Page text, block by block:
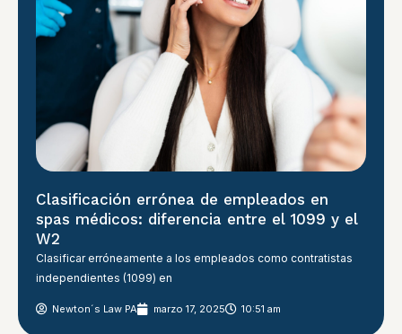
Clasificación errónea de empleados en
spas médicos: diferencia entre el 1099 y el
W2
Clasificar erróneamente a los empleados como contratistas
independientes (1099) en
Newton´s Law PA marzo 17, 2025 10:51 am